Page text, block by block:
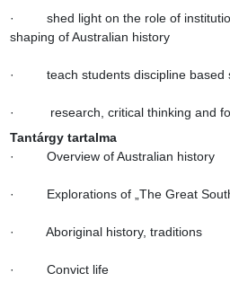
·         shed light on the role of
shaping of Australian history
·         teach students discipline
·          research, critical thinking and
Tantárgy tartalma
·         Overview of Australian history
·         Explorations of „The Great
·         Aboriginal history, traditions
·         Convict life